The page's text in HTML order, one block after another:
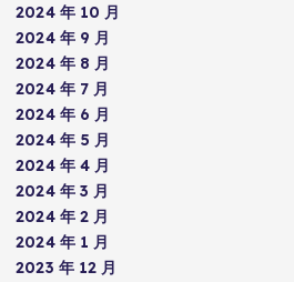
2024 年 10 月
2024 年 9 月
2024 年 8 月
2024 年 7 月
2024 年 6 月
2024 年 5 月
2024 年 4 月
2024 年 3 月
2024 年 2 月
2024 年 1 月
2023 年 12 月